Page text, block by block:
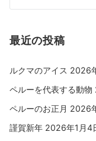
最近の投稿
ルクマのアイス 2026
ペルーを代表する動物
ペルーのお正月 2026
謹賀新年 2026年1月4